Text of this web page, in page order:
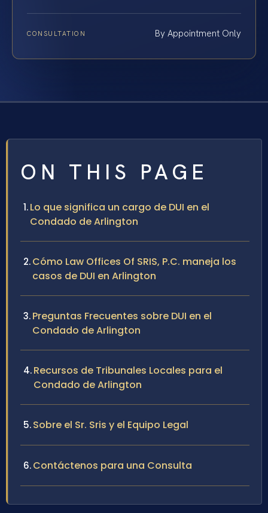
CONSULTATION By Appointment Only
ON THIS PAGE
Lo que significa un cargo de DUI en el
Condado de Arlington
Cómo Law Offices Of SRIS, P.C. maneja los
casos de DUI en Arlington
Preguntas Frecuentes sobre DUI en el
Condado de Arlington
Recursos de Tribunales Locales para el
Condado de Arlington
Sobre el Sr. Sris y el Equipo Legal
Contáctenos para una Consulta